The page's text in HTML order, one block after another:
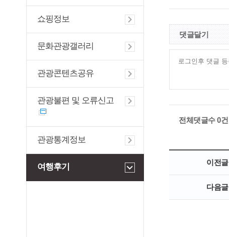
쇼핑정보
문화관광갤러리
관광콘텐츠공유
관광불편 및 오류신고
관광통계정보
여행후기
댓글달기
전체댓글수0건
이전글
다음글